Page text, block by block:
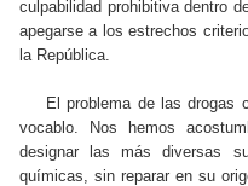
culpabilidad prohibitiva dentro
apegarse a los estrechos
la República.
El problema de las drogas
vocablo. Nos hemos
designar las más diversas
químicas, sin reparar en su